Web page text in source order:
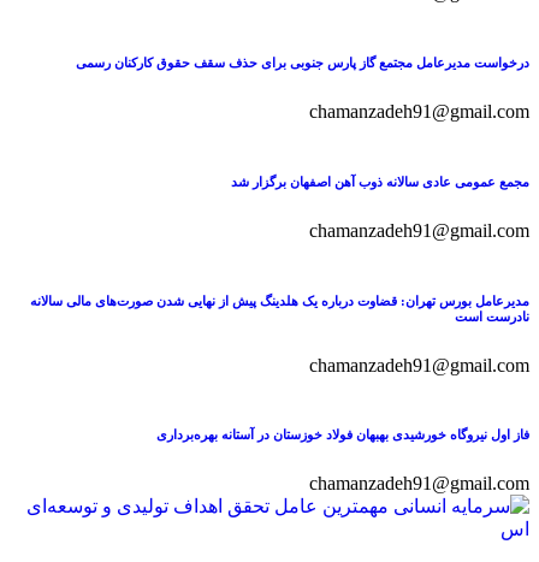
درخواست مدیرعامل مجتمع گاز پارس جنوبی برای حذف سقف حقوق کارکنان رسمی
chamanzadeh91@gmail.com
مجمع عمومی عادی سالانه ذوب آهن اصفهان برگزار شد
chamanzadeh91@gmail.com
مدیرعامل بورس تهران: قضاوت درباره یک هلدینگ پیش از نهایی شدن صورت‌های مالی سالانه
نادرست است
chamanzadeh91@gmail.com
فاز اول نیروگاه خورشیدی بهبهان فولاد خوزستان در آستانه بهره‌برداری
chamanzadeh91@gmail.com